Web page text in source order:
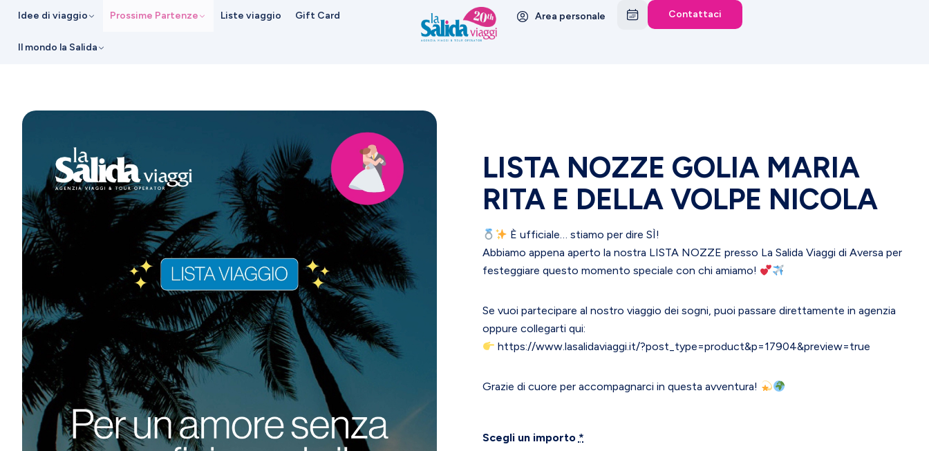
Idee di viaggio Prossime Partenze Liste viaggio Gift Card
Il mondo la Salida
Area personale Contattaci
LISTA NOZZE GOLIA MARIA
RITA E DELLA VOLPE NICOLA
È ufficiale… stiamo per dire SÌ!
Abbiamo appena aperto la nostra LISTA NOZZE presso La Salida Viaggi di Aversa per
festeggiare questo momento speciale con chi amiamo!
Se vuoi partecipare al nostro viaggio dei sogni, puoi passare direttamente in agenzia
oppure collegarti qui:
https://www.lasalidaviaggi.it/?post_type=product&p=17904&preview=true
Grazie di cuore per accompagnarci in questa avventura!
Scegli un importo *